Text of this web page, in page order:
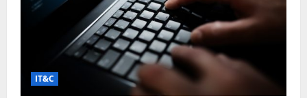
IT&C